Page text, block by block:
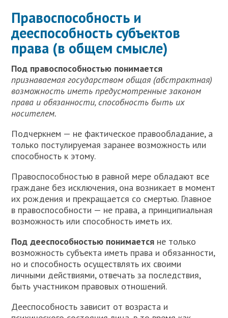
Правоспособность и
дееспособность субъектов
права (в общем смысле)
Под правоспособностью понимается
признаваемая государством общая (абстрактная)
возможность иметь предусмотренные законом
права и обязанности, способность быть их
носителем.
Подчеркнем — не фактическое правообладание, а
только постулируемая заранее возможность или
способность к этому.
Правоспособностью в равной мере обладают все
граждане без исключения, она возникает в момент
их рождения и прекращается со смертью. Главное
в правоспособности — не права, а принципиальная
возможность или способность иметь их.
Под дееспособностью понимается не только
возможность субъекта иметь права и обязанности,
но и способность осуществлять их своими
личными действиями, отвечать за последствия,
быть участником правовых отношений.
Дееспособность зависит от возраста и